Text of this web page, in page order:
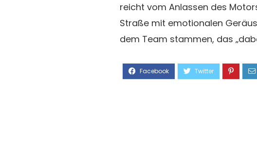
reicht vom Anlassen des
Straße mit emotionalen
dem Team stammen, das